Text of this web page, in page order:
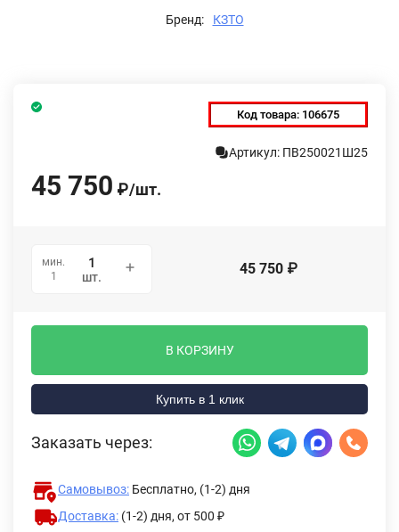
Бренд: КЗТО
Код товара: 106675
Артикул: ПВ250021Ш25
45 750 ₽/шт.
мин.
1
шт. 45 750 ₽
В КОРЗИНУ
Купить в 1 клик
Заказать через:
Самовывоз: Бесплатно, (1-2) дня
Доставка: (1-2) дня, от 500 ₽